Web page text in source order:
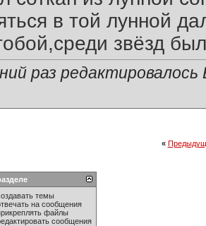
в той лунной
звёзд
раз
«
темы
на сообщения
файлы
сообщения